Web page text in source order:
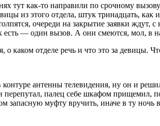
тут как-то направили по срочному
из этого отдела, штук тринадцать,
очереди на закрытие заявки
— один вызов. А они смеются, мол, в
о каком отделе речь и что это за девицы.
антенны телевидения, ну он и
палец себе шкафом прищемил,
запасную муфту вручить, иначе в ту ночь